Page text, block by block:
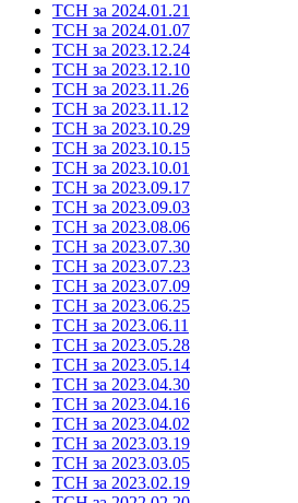
ТСН за 2024.01.21
ТСН за 2024.01.07
ТСН за 2023.12.24
ТСН за 2023.12.10
ТСН за 2023.11.26
ТСН за 2023.11.12
ТСН за 2023.10.29
ТСН за 2023.10.15
ТСН за 2023.10.01
ТСН за 2023.09.17
ТСН за 2023.09.03
ТСН за 2023.08.06
ТСН за 2023.07.30
ТСН за 2023.07.23
ТСН за 2023.07.09
ТСН за 2023.06.25
ТСН за 2023.06.11
ТСН за 2023.05.28
ТСН за 2023.05.14
ТСН за 2023.04.30
ТСН за 2023.04.16
ТСН за 2023.04.02
ТСН за 2023.03.19
ТСН за 2023.03.05
ТСН за 2023.02.19